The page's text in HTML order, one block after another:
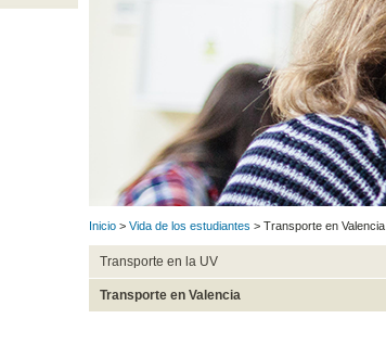
Inicio > Vida de los estudiantes > Transporte en Valencia
Transporte en la UV
Transporte en Valencia